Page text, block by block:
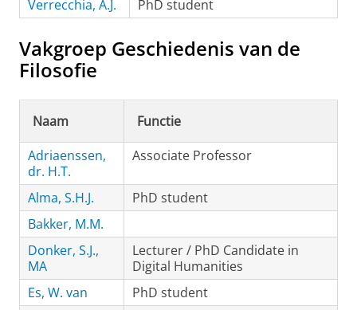
Verrecchia, A.J.
PhD student
Vakgroep Geschiedenis van de
Filosofie
Naam
Functie
Adriaenssen,
dr. H.T.
Associate Professor
Alma, S.H.J.
PhD student
Bakker, M.M.
Donker, S.J.,
MA
Lecturer / PhD Candidate in
Digital Humanities
Es, W. van
PhD student